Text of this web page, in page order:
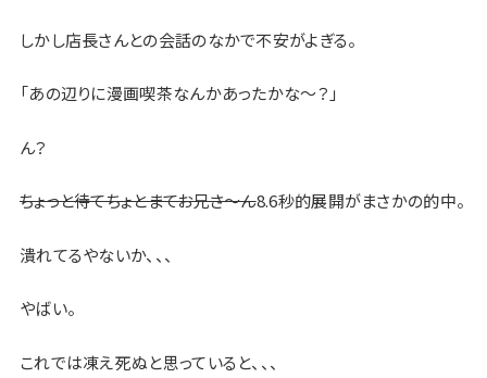
しかし店長さんとの会話のなかで不安がよぎる。
「あの辺りに漫画喫茶なんかあったかな〜？」
ん？
ちょっと待てちょとまてお兄さ〜ん8.6秒的展開がまさかの的中。
潰れてるやないか、、、
やばい。
これでは凍え死ぬと思っていると、、、